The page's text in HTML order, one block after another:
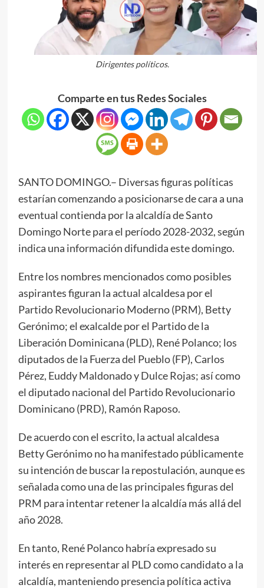
Dirigentes políticos.
Comparte en tus Redes Sociales
SANTO DOMINGO.– Diversas figuras políticas
estarían comenzando a posicionarse de cara a una
eventual contienda por la alcaldía de Santo
Domingo Norte para el período 2028-2032, según
indica una información difundida este domingo.
Entre los nombres mencionados como posibles
aspirantes figuran la actual alcaldesa por el
Partido Revolucionario Moderno (PRM), Betty
Gerónimo; el exalcalde por el Partido de la
Liberación Dominicana (PLD), René Polanco; los
diputados de la Fuerza del Pueblo (FP), Carlos
Pérez, Euddy Maldonado y Dulce Rojas; así como
el diputado nacional del Partido Revolucionario
Dominicano (PRD), Ramón Raposo.
De acuerdo con el escrito, la actual alcaldesa
Betty Gerónimo no ha manifestado públicamente
su intención de buscar la repostulación, aunque es
señalada como una de las principales figuras del
PRM para intentar retener la alcaldía más allá del
año 2028.
En tanto, René Polanco habría expresado su
interés en representar al PLD como candidato a la
alcaldía, manteniendo presencia política activa